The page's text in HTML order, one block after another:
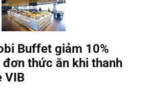
Buffet giảm 10%
thức ăn khi thanh
VIB